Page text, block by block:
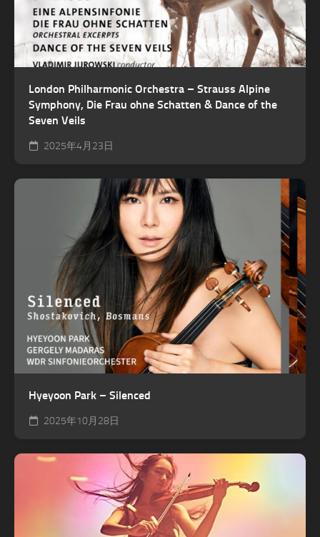
London Philharmonic Orchestra – Strauss Alpine
Symphony, Die Frau ohne Schatten & Dance of the
Seven Veils
2025年4月23日
Hyeyoon Park – Silenced
2025年10月28日